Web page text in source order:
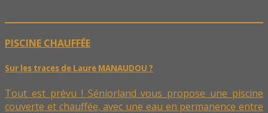
PISCINE CHAUFFÉE
Sur les traces de Laure MANAUDOU ?
Tout est prévu ! Séniorland vous propose une piscine
couverte et chauffée, avec une eau en permanence entre